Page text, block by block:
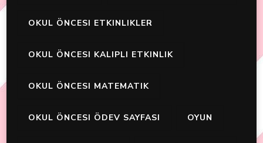
OKUL ÖNCESI ETKINLIKLER
OKUL ÖNCESI KALIPLI ETKINLIK
OKUL ÖNCESI MATEMATIK
OKUL ÖNCESI ÖDEV SAYFASI OYUN